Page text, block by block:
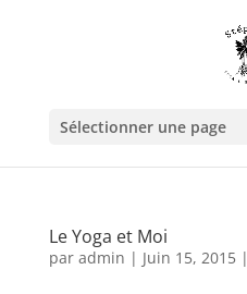
Sélectionner une page
Le Yoga et Moi
par admin | Juin 15, 2015|